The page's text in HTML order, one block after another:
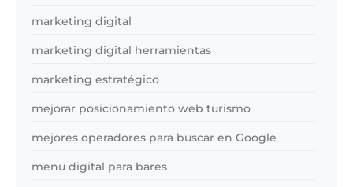
marketing digital
marketing digital herramientas
marketing estratégico
mejorar posicionamiento web turismo
mejores operadores para buscar en Google
menu digital para bares